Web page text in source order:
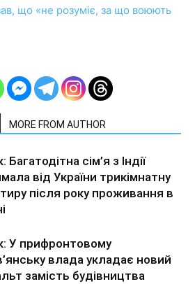
що «не розуміє, за що воюють
MORE FROM AUTHOR
Багатодітна сім’я з Індії
від України трикімнатну
після року проживання в
У прифронтовому
влада укладає новий
замість будівництва